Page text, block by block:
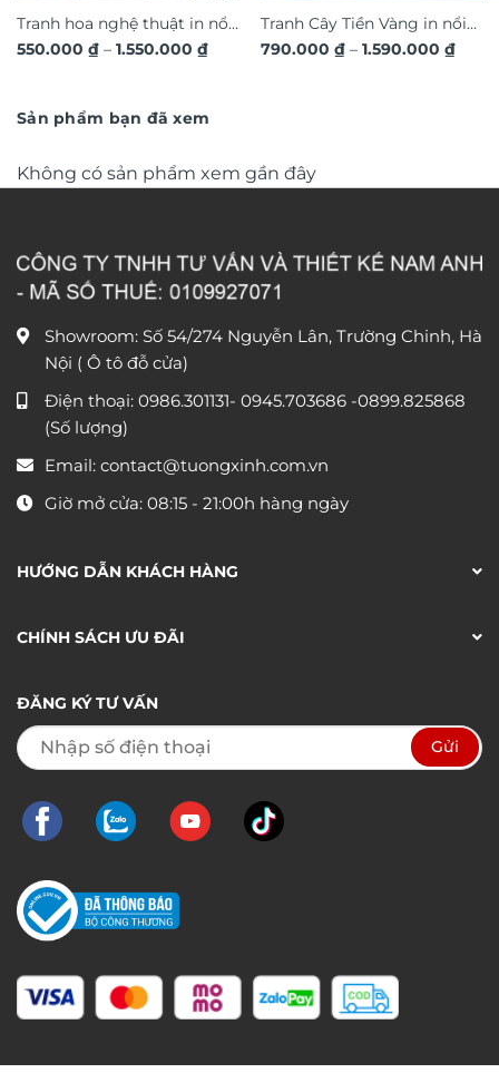
Tranh hoa nghệ thuật in nổi
3D hiệu ứng dát vàng sang
550.000 ₫ – 1.550.000 ₫Khoảng
1.550.000 ₫
Tranh Cây Tiền Vàng in nổi
3D dát vàng ánh kim sang
790.000 ₫ – 1.590.000 ₫
Sản phẩm bạn đã xem
Không có sản phẩm xem gần đây
Showroom: Số 54/274 Nguyễn Lân, Trường Chinh, Hà
Nội ( Ô tô đỗ cửa)
Điện thoại: 0986.301131- 0945.703686 -0899.825868
(Số lượng)
Email: contact@tuongxinh.com.vn
Giờ mở cửa: 08:15 - 21:00h hàng ngày
HƯỚNG DẪN KHÁCH HÀNG
CHÍNH SÁCH ƯU ĐÃI
ĐĂNG KÝ TƯ VẤN